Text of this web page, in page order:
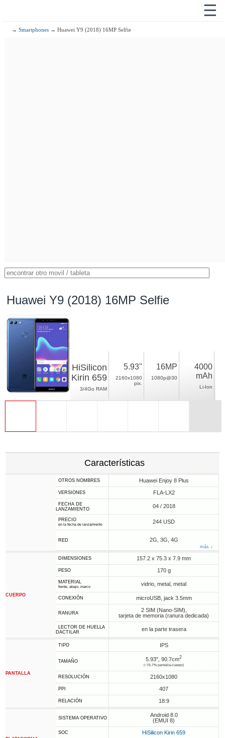
☰
→Smartphones → Huawei Y9 (2018) 16MP Selfie
Huawei Y9 (2018) 16MP Selfie
HiSilicon
Kirin 659
3/4Go RAM
5.93"
2160x1080
pix.
16MP
1080p@30
4000
mAh
Li-Ion
Características
OTROS NOMBRES Huawei Enjoy 8 Plus
VERSIONES FLA-LX2
FECHA DE
LANZAMIENTO
04 / 2018
PRECIO
en la fecha de lanzamiento 244 USD
RED 2G, 3G, 4G
más ↓
CUERPO
DIMENSIONES 157.2 x 75.3 x 7.9 mm
PESO 170 g
MATERIAL
frente, abajo, marco vidrio, metal, metal
CONEXIÓN microUSB, jack 3.5mm
RANURA
2 SIM (Nano-SIM),
tarjeta de memoria (ranura dedicada)
LECTOR DE HUELLA
DACTILAR
en la parte trasera
PANTALLA
TIPO IPS
TAMAÑO 5.93", 90.7cm2
(~76.7% pantalla-cuerpo)
RESOLUCIÓN 2160x1080
PPI 407
RELACIÓN 18:9
SISTEMA OPERATIVO
Android 8.0
(EMUI 8)
SOC HiSilicon Kirin 659